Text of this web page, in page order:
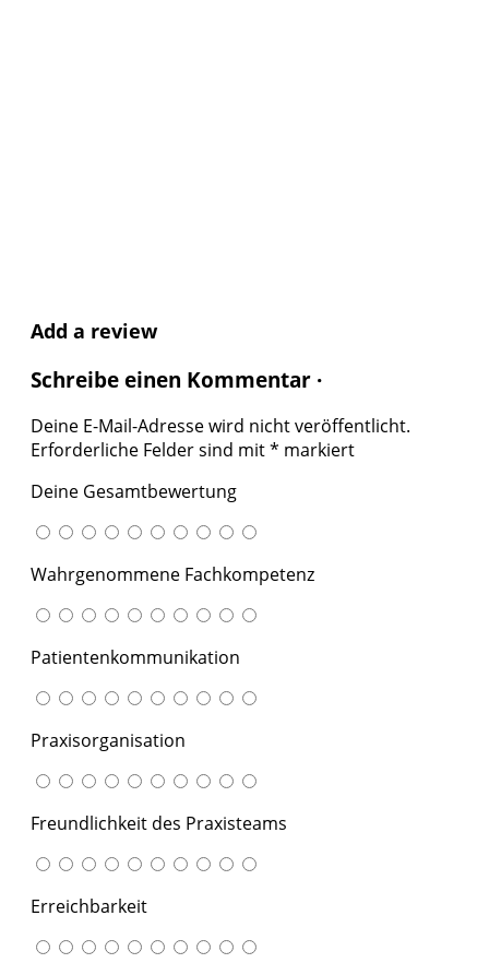
Add a review
Schreibe einen Kommentar ·
Deine E-Mail-Adresse wird nicht veröffentlicht.
Erforderliche Felder sind mit* markiert
Deine Gesamtbewertung
Wahrgenommene Fachkompetenz
Patientenkommunikation
Praxisorganisation
Freundlichkeit des Praxisteams
Erreichbarkeit